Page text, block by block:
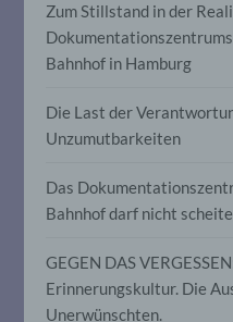
Zum Stillstand in der
Bahnhof in Hamburg
Die Last der
Unzumutbarkeiten
Das
Bahnhof darf nicht
GEGEN DAS
Erinnerungskultur. Die
Unerwünschten.
natürlichen
vorherzusagen.
f)
auf welche die
ohne
spezifischen
zugeordnet
zusätzlichen
aufbewahrt